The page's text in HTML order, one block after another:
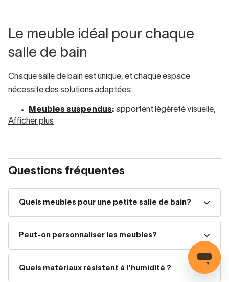
Le meuble idéal pour chaque
salle de bain
Chaque salle de bain est unique, et chaque espace
nécessite des solutions adaptées:
Meubles suspendus: apportent légèreté visuelle,
facilitent le nettoyage, parfaits pour petites ou
idéaux pour grands espaces ou pour ceux qui
Meubles auxiliaires:optimisent l’espace et
permettent de tout organiser sans surcharger la
pièce.
Que vous recherchiez des meubles modernes,
Afficher plus
Questions fréquentes
Quels meubles pour une petite salle de bain?
Peut-on personnaliser les meubles?
Quels matériaux résistent à l’humidité ?